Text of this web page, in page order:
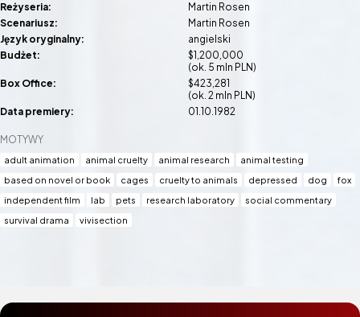
MOTYWY
adult animation animal cruelty animal research
animal testing
based on novel or book
cages cruelty to animals depressed dog
fox
independent film
lab pets research laboratory
social commentary
survival drama
vivisection
Reżyseria:
Martin Rosen
Scenariusz:
Martin Rosen
Język oryginalny:
angielski
Budżet:
$1,200,000
(ok. 5 mln PLN)
Box Office:
$423,281
(ok. 2 mln PLN)
Data premiery:
01.10.1982